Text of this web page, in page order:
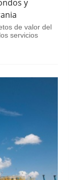
y
de valor del
servicios